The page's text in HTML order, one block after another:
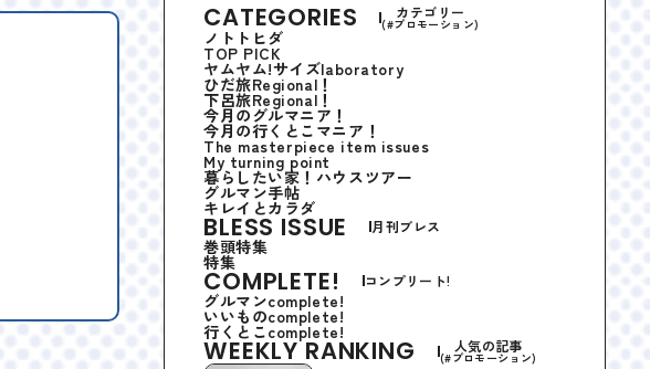
CATEGORIES カテゴリー
(#プロモーション)
ノトトヒダ
TOP PICK
ヤムヤム!サイズlaboratory
ひだ旅Regional！
下呂旅Regional！
今月のグルマニア！
今月の行くとこマニア！
The masterpiece item issues
My turning point
暮らしたい家！ハウスツアー
グルマン手帖
キレイとカラダ
BLESS ISSUE 月刊ブレス
巻頭特集
特集
COMPLETE! コンプリート!
グルマンcomplete!
いいものcomplete!
行くとこcomplete!
WEEKLY RANKING 人気の記事
(#プロモーション)